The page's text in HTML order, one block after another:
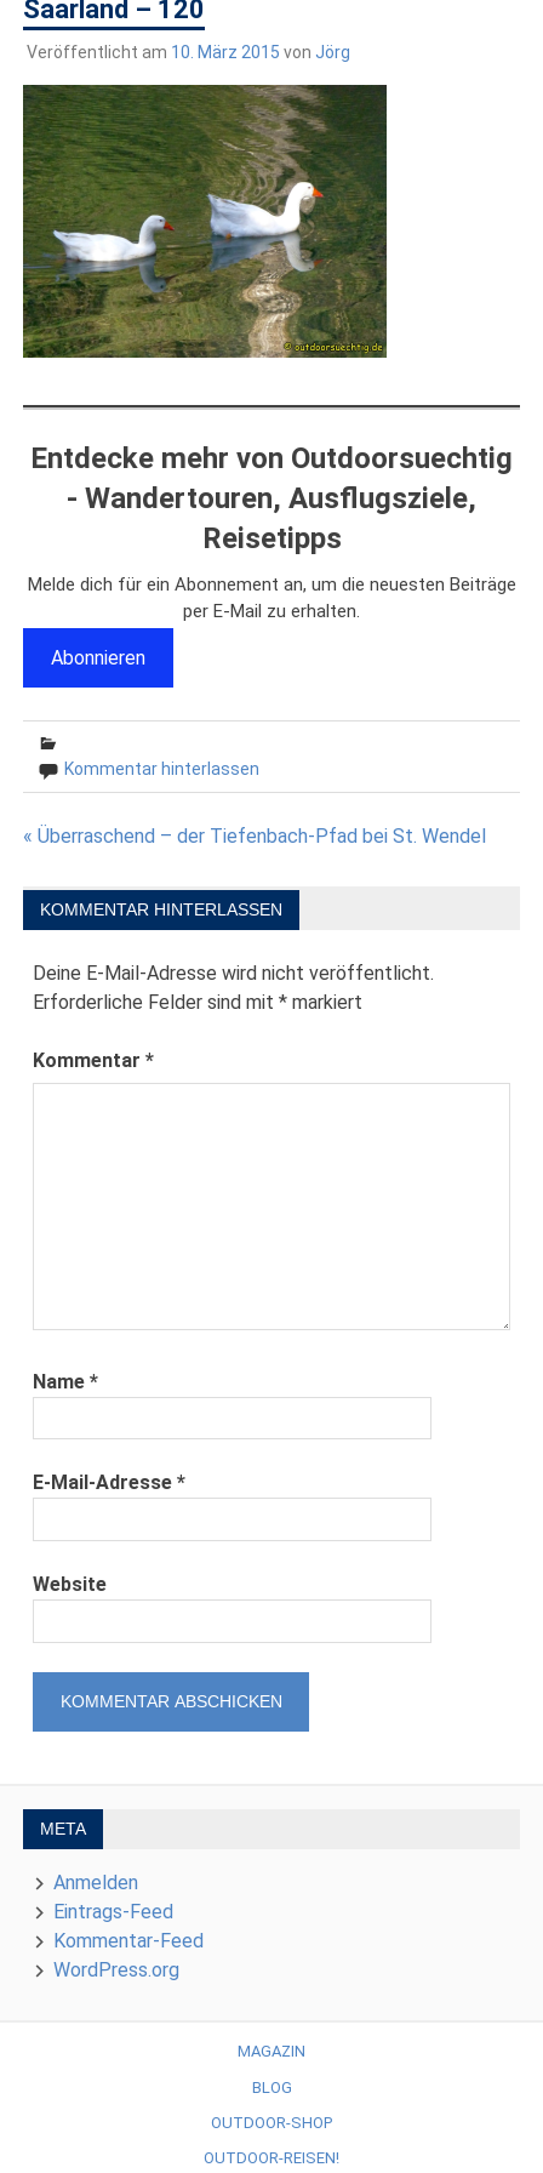
Saarland – 120
Veröffentlicht am 10. März 2015 von Jörg
Entdecke mehr von Outdoorsuechtig
- Wandertouren, Ausflugsziele,
Reisetipps
Melde dich für ein Abonnement an, um die neuesten Beiträge
per E-Mail zu erhalten.
Abonnieren
Kommentar hinterlassen
Beitragsnavigation
« Überraschend – der Tiefenbach-Pfad bei St. Wendel
KOMMENTAR HINTERLASSEN
Deine E-Mail-Adresse wird nicht veröffentlicht.
Erforderliche Felder sind mit* markiert
Kommentar*
Name*
E-Mail-Adresse*
Website
META
Anmelden
Eintrags-Feed
Kommentar-Feed
WordPress.org
MAGAZIN
BLOG
OUTDOOR-SHOP
OUTDOOR-REISEN!